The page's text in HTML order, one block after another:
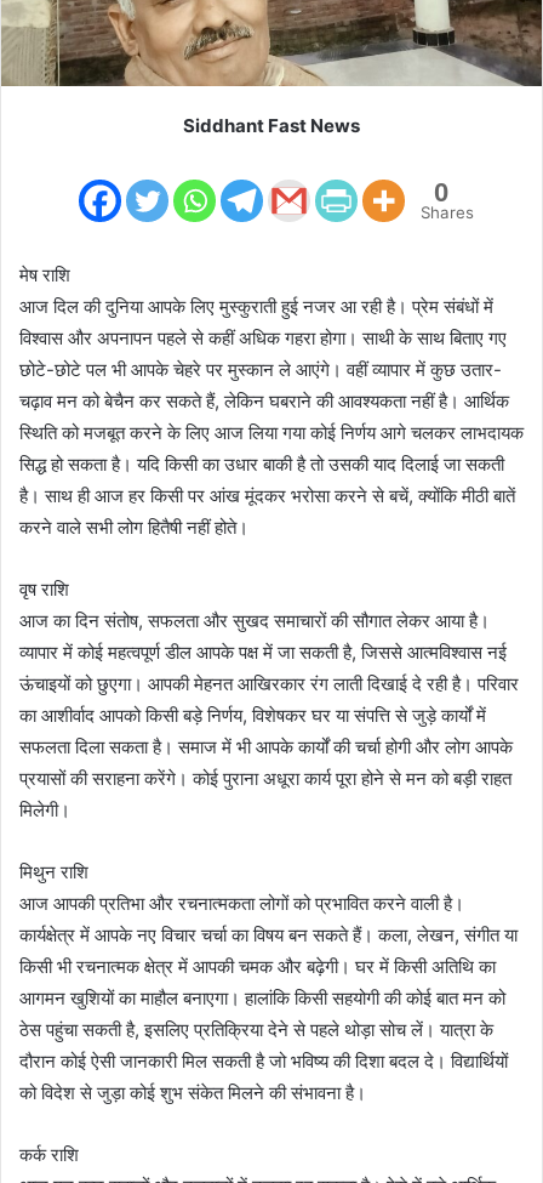
l
Siddhant Fast News
0
Shares
मेष राशि
आज दिल की दुनिया आपके लिए मुस्कुराती हुई नजर आ रही है। प्रेम संबंधों में
विश्वास और अपनापन पहले से कहीं अधिक गहरा होगा। साथी के साथ बिताए गए
छोटे-छोटे पल भी आपके चेहरे पर मुस्कान ले आएंगे। वहीं व्यापार में कुछ उतार-
चढ़ाव मन को बेचैन कर सकते हैं, लेकिन घबराने की आवश्यकता नहीं है। आर्थिक
स्थिति को मजबूत करने के लिए आज लिया गया कोई निर्णय आगे चलकर लाभदायक
सिद्ध हो सकता है। यदि किसी का उधार बाकी है तो उसकी याद दिलाई जा सकती
है। साथ ही आज हर किसी पर आंख मूंदकर भरोसा करने से बचें, क्योंकि मीठी बातें
करने वाले सभी लोग हितैषी नहीं होते।
वृष राशि
आज का दिन संतोष, सफलता और सुखद समाचारों की सौगात लेकर आया है।
व्यापार में कोई महत्वपूर्ण डील आपके पक्ष में जा सकती है, जिससे आत्मविश्वास नई
ऊंचाइयों को छुएगा। आपकी मेहनत आखिरकार रंग लाती दिखाई दे रही है। परिवार
का आशीर्वाद आपको किसी बड़े निर्णय, विशेषकर घर या संपत्ति से जुड़े कार्यों में
सफलता दिला सकता है। समाज में भी आपके कार्यों की चर्चा होगी और लोग आपके
प्रयासों की सराहना करेंगे। कोई पुराना अधूरा कार्य पूरा होने से मन को बड़ी राहत
मिलेगी।
मिथुन राशि
आज आपकी प्रतिभा और रचनात्मकता लोगों को प्रभावित करने वाली है।
कार्यक्षेत्र में आपके नए विचार चर्चा का विषय बन सकते हैं। कला, लेखन, संगीत या
किसी भी रचनात्मक क्षेत्र में आपकी चमक और बढ़ेगी। घर में किसी अतिथि का
आगमन खुशियों का माहौल बनाएगा। हालांकि किसी सहयोगी की कोई बात मन को
ठेस पहुंचा सकती है, इसलिए प्रतिक्रिया देने से पहले थोड़ा सोच लें। यात्रा के
दौरान कोई ऐसी जानकारी मिल सकती है जो भविष्य की दिशा बदल दे। विद्यार्थियों
को विदेश से जुड़ा कोई शुभ संकेत मिलने की संभावना है।
कर्क राशि